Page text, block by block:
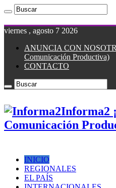
viernes , agosto 7 2026
ANUNCIA CON
Comunicación Productiva)
CONTACTO
Informa2
Comunicación
INICIO
REGIONALES
EL PAÍS